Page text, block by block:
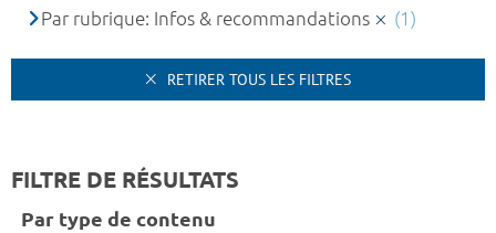
Par rubrique: Infos & recommandations
(1)
RETIRER TOUS LES FILTRES
FILTRE DE RÉSULTATS
Par type de contenu